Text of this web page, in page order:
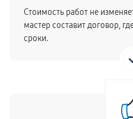
Стоимость работ не
мастер составит договор,
сроки.